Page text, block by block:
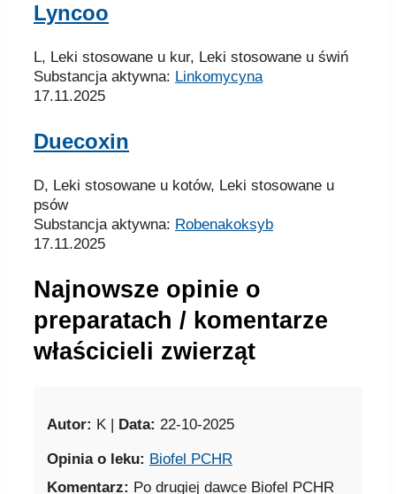
Lyncoo
L, Leki stosowane u kur, Leki stosowane u świń
Substancja aktywna: Linkomycyna
17.11.2025
Duecoxin
D, Leki stosowane u kotów, Leki stosowane u
psów
Substancja aktywna: Robenakoksyb
17.11.2025
Najnowsze opinie o
preparatach / komentarze
właścicieli zwierząt
Autor: K | Data: 22-10-2025
Opinia o leku: Biofel PCHR
Komentarz: Po drugiej dawce Biofel PCHR